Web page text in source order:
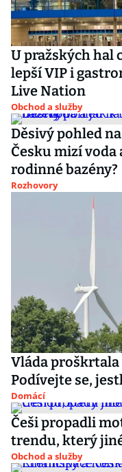
U pražských hal
lepší VIP i
Live Nation
Obchod a služby
Děsivý pohled
Česku mizí
rodinné bazény?
Rozhovory
Vláda
Podívejte se,
Domácí
Češi propadli
trendu, který
Obchod a služby